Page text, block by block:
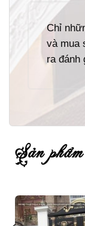
Chỉ
và mua
ra đánh
sản